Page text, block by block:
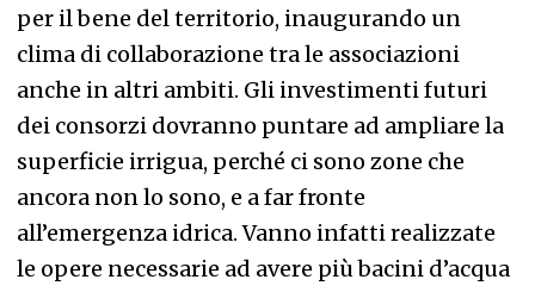
per il bene del territorio, inaugurando un
clima di collaborazione tra le associazioni
anche in altri ambiti. Gli investimenti futuri
dei consorzi dovranno puntare ad ampliare la
superficie irrigua, perché ci sono zone che
ancora non lo sono, e a far fronte
all’emergenza idrica. Vanno infatti realizzate
le opere necessarie ad avere più bacini d’acqua